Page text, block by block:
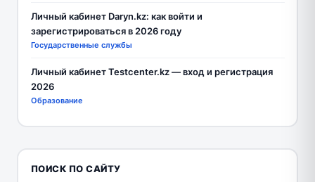
Личный кабинет Daryn.kz: как войти и
зарегистрироваться в 2026 году
Государственные службы
Личный кабинет Testcenter.kz — вход и регистрация
2026
Образование
ПОИСК ПО САЙТУ